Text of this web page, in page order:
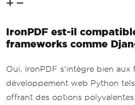
IronPDF est-il
frameworks comme
Oui, IronPDF s'intègre bien aux
développement web Python
offrant des options